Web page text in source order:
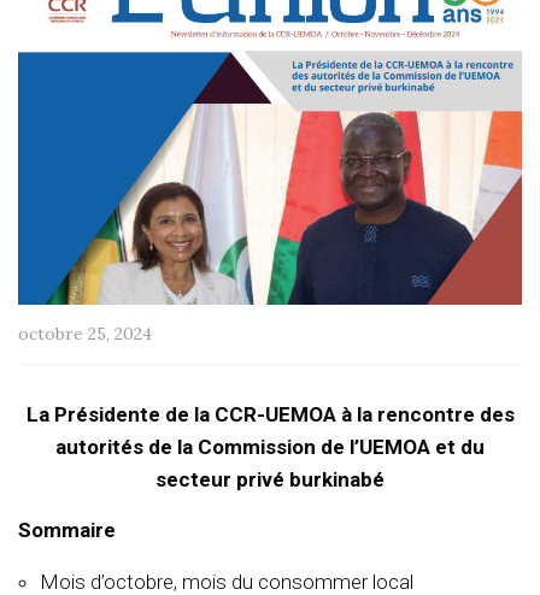
octobre 25, 2024
La Présidente de la CCR-UEMOA à la rencontre des
autorités de la Commission de l’UEMOA et du
secteur privé burkinabé
Sommaire
Mois d’octobre, mois du consommer local